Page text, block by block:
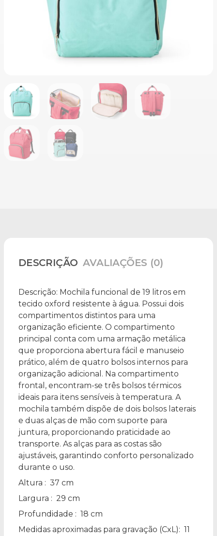
DESCRIÇÃO AVALIAÇÕES (0)
Descrição: Mochila funcional de 19 litros em
tecido oxford resistente à água. Possui dois
compartimentos distintos para uma
organização eficiente. O compartimento
principal conta com uma armação metálica
que proporciona abertura fácil e manuseio
prático, além de quatro bolsos internos para
organização adicional. Na compartimento
frontal, encontram-se três bolsos térmicos
ideais para itens sensíveis à temperatura. A
mochila também dispõe de dois bolsos laterais
e duas alças de mão com suporte para
juntura, proporcionando praticidade ao
transporte. As alças para as costas são
ajustáveis, garantindo conforto personalizado
durante o uso.
Altura : 37 cm
Largura : 29 cm
Profundidade : 18 cm
Medidas aproximadas para gravação (CxL): 11